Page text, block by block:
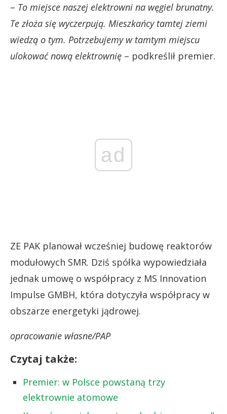
– To miejsce naszej elektrowni na węgiel brunatny.
Te złoża się wyczerpują. Mieszkańcy tamtej ziemi
wiedzą o tym. Potrzebujemy w tamtym miejscu
ulokować nową elektrownię – podkreślił premier.
ad
ZE PAK planował wcześniej budowę reaktorów
modułowych SMR. Dziś spółka wypowiedziała
jednak umowę o współpracy z MS Innovation
Impulse GMBH, która dotyczyła współpracy w
obszarze energetyki jądrowej.
opracowanie własne/PAP
Czytaj także:
Premier: w Polsce powstaną trzy
elektrownie atomowe